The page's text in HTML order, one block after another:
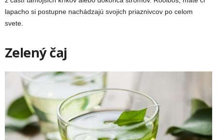
lapacho si postupne nachádzajú svojich priaznivcov po celom
svete.
Zelený čaj